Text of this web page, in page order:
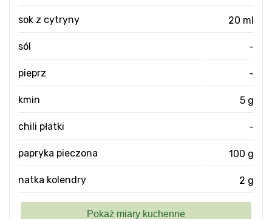
sok z cytryny 20 ml
sól -
pieprz -
kmin 5 g
chili płatki -
papryka pieczona 100 g
natka kolendry 2 g